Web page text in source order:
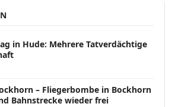
in Hude: Mehrere Tatverdächtige
– Fliegerbombe in Bockhorn
Bahnstrecke wieder frei